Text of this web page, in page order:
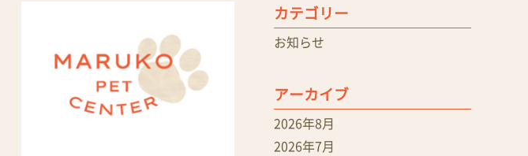
カテゴリー
お知らせ
アーカイブ
2026年8月
2026年7月